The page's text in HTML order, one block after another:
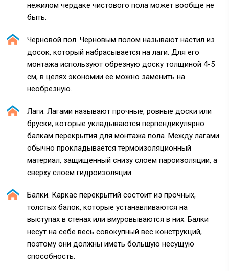
нежилом чердаке чистового пола может вообще не
быть.
Черновой пол. Черновым полом называют настил из
досок, который набрасывается на лаги. Для его
монтажа используют обрезную доску толщиной 4-5
см, в целях экономии ее можно заменить на
необрезную.
Лаги. Лагами называют прочные, ровные доски или
бруски, которые укладываются перпендикулярно
балкам перекрытия для монтажа пола. Между лагами
обычно прокладывается термоизоляционный
материал, защищенный снизу слоем пароизоляции, а
сверху слоем гидроизоляции.
Балки. Каркас перекрытий состоит из прочных,
толстых балок, которые устанавливаются на
выступах в стенах или вмуровываются в них. Балки
несут на себе весь совокупный вес конструкций,
поэтому они должны иметь большую несущую
способность.